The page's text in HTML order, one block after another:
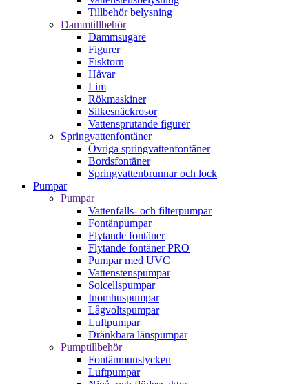
Tillbehör belysning
Dammtillbehör
Dammsugare
Figurer
Fisktorn
Håvar
Lim
Rökmaskiner
Silkesnäckrosor
Vattensprutande figurer
Springvattenfontäner
Övriga springvattenfontäner
Bordsfontäner
Springvattenbrunnar och lock
Pumpar
Pumpar
Vattenfalls- och filterpumpar
Fontänpumpar
Flytande fontäner
Flytande fontäner PRO
Pumpar med UVC
Vattenstenspumpar
Solcellspumpar
Inomhuspumpar
Lågvoltspumpar
Luftpumpar
Dränkbara länspumpar
Pumptillbehör
Fontänmunstycken
Luftpumpar